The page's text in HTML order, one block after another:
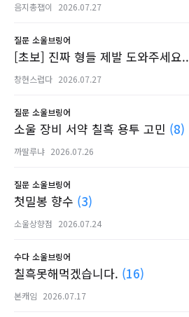
음지총잽이 2026.07.27
질문 소울브링어
[초보] 진짜 형들 제발 도와주세요..
창현스럽다 2026.07.27
질문 소울브링어
소울 장비 서약 칠흑 용투 고민 (8)
까딸루냐 2026.07.26
질문 소울브링어
첫밀봉 향수 (3)
소울상향점 2026.07.24
수다 소울브링어
칠흑못해먹겠습니다. (16)
본캐임 2026.07.17